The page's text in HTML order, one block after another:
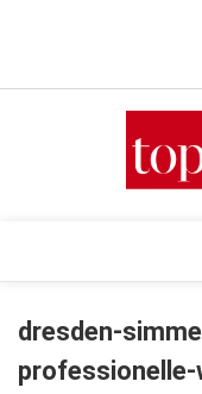
Verkaufsstellen
Top
Mediadaten
Events
dresden-